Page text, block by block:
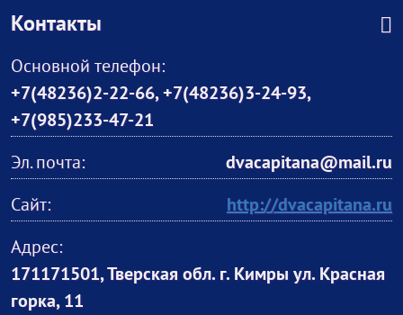
Контакты
Основной телефон:
+7(48236)2-22-66,+7(48236)3-24-93,
+7(985)233-47-21
Эл. почта:
dvacapitana@mail.ru
Сайт:
http://dvacapitana.ru
Адрес:
171171501, Тверская обл. г. Кимры ул. Красная
горка, 11